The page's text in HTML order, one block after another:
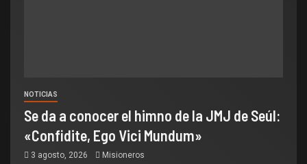
NOTICIAS
Se da a conocer el himno de la JMJ de Seúl:
«Confidite, Ego Vici Mundum»
3 agosto, 2026 Misioneros